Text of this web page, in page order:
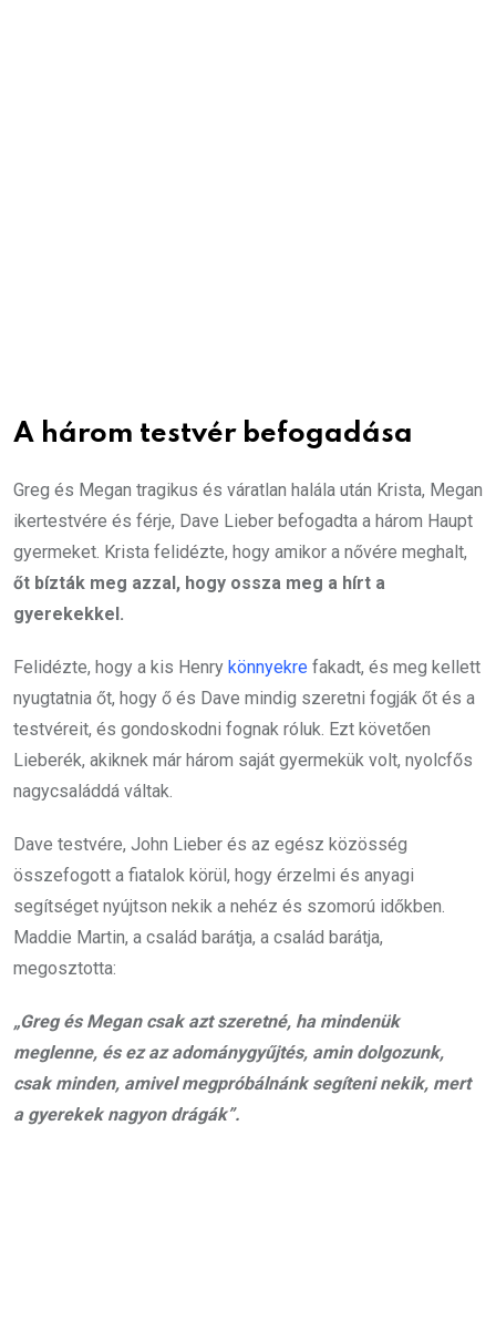
A három testvér befogadása
Greg és Megan tragikus és váratlan halála után Krista, Megan
ikertestvére és férje, Dave Lieber befogadta a három Haupt
gyermeket. Krista felidézte, hogy amikor a nővére meghalt,
őt bízták meg azzal, hogy ossza meg a hírt a
gyerekekkel.
Felidézte, hogy a kis Henry könnyekre fakadt, és meg kellett
nyugtatnia őt, hogy ő és Dave mindig szeretni fogják őt és a
testvéreit, és gondoskodni fognak róluk. Ezt követően
Lieberék, akiknek már három saját gyermekük volt, nyolcfős
nagycsaláddá váltak.
Dave testvére, John Lieber és az egész közösség
összefogott a fiatalok körül, hogy érzelmi és anyagi
segítséget nyújtson nekik a nehéz és szomorú időkben.
Maddie Martin, a család barátja, a család barátja,
megosztotta:
„Greg és Megan csak azt szeretné, ha mindenük
meglenne, és ez az adománygyűjtés, amin dolgozunk,
csak minden, amivel megpróbálnánk segíteni nekik, mert
a gyerekek nagyon drágák”.